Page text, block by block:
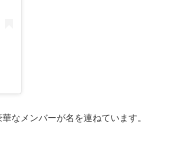
なメンバーが名を連ねています。